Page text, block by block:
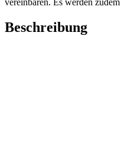
vereinbaren. Es werden
Beschreibung